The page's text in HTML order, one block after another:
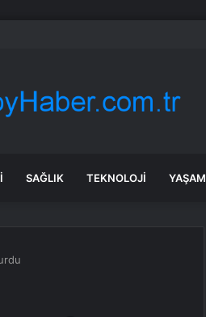
bu 3 ülkeye gidiyor
SAĞLIK TEKNOLOJI YAŞAM